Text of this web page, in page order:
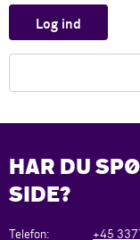
Log ind
HAR DU
SIDE?
Telefon: +45